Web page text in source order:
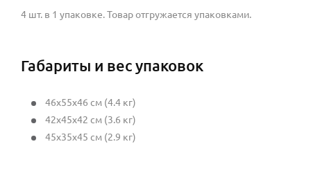
4 шт. в 1 упаковке. Товар отгружается упаковками.
Габариты и вес упаковок
46x55x46 см (4.4 кг)
42x45x42 см (3.6 кг)
45x35x45 см (2.9 кг)